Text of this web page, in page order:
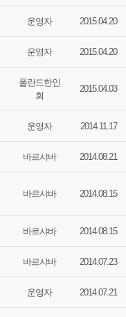
운영자 2015.04.20
운영자 2015.04.20
폴란드한인
회
2015.04.03
운영자 2014.11.17
바르샤바 2014.08.21
바르샤바 2014.08.15
바르샤바 2014.08.15
바르샤바 2014.07.23
운영자 2014.07.21